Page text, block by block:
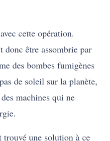
cette opération.
donc être assombrie par
des bombes fumigènes
de soleil sur la planète,
machines qui ne
trouvé une solution à ce